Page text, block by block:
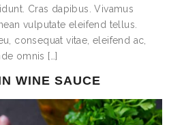
Cras dapibus. Vivamus
vulputate eleifend tellus.
consequat vitae, eleifend ac,
omnis […]
WINE SAUCE